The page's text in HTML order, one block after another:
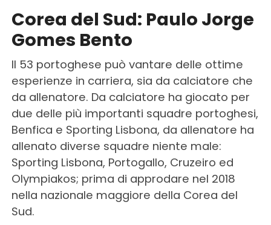
Corea del Sud: Paulo Jorge
Gomes Bento
Il 53 portoghese può vantare delle ottime
esperienze in carriera, sia da calciatore che
da allenatore. Da calciatore ha giocato per
due delle più importanti squadre portoghesi,
Benfica e Sporting Lisbona, da allenatore ha
allenato diverse squadre niente male:
Sporting Lisbona, Portogallo, Cruzeiro ed
Olympiakos; prima di approdare nel 2018
nella nazionale maggiore della Corea del
Sud.